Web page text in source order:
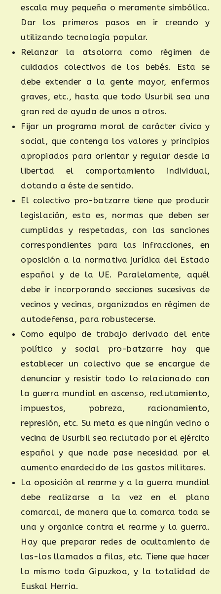
escala muy pequeña o meramente simbólica.
Dar los primeros pasos en ir creando y
utilizando tecnología popular.
Relanzar la atsolorra como régimen de
cuidados colectivos de los bebés. Esta se
debe extender a la gente mayor, enfermos
graves, etc., hasta que todo Usurbil sea una
gran red de ayuda de unos a otros.
Fijar un programa moral de carácter cívico y
social, que contenga los valores y principios
apropiados para orientar y regular desde la
libertad el comportamiento individual,
dotando a éste de sentido.
El colectivo pro-batzarre tiene que producir
legislación, esto es, normas que deben ser
cumplidas y respetadas, con las sanciones
correspondientes para las infracciones, en
oposición a la normativa jurídica del Estado
español y de la UE. Paralelamente, aquél
debe ir incorporando secciones sucesivas de
vecinos y vecinas, organizados en régimen de
autodefensa, para robustecerse.
Como equipo de trabajo derivado del ente
político y social pro-batzarre hay que
establecer un colectivo que se encargue de
denunciar y resistir todo lo relacionado con
la guerra mundial en ascenso, reclutamiento,
impuestos, pobreza, racionamiento,
represión, etc. Su meta es que ningún vecino o
vecina de Usurbil sea reclutado por el ejército
español y que nade pase necesidad por el
aumento enardecido de los gastos militares.
La oposición al rearme y a la guerra mundial
debe realizarse a la vez en el plano
comarcal, de manera que la comarca toda se
una y organice contra el rearme y la guerra.
Hay que preparar redes de ocultamiento de
las-los llamados a filas, etc. Tiene que hacer
lo mismo toda Gipuzkoa, y la totalidad de
Euskal Herria.